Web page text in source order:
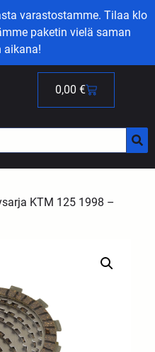
varastostamme. Tilaa klo
paketin vielä saman
aikana!
0,00 €
KTM 125 1998 –